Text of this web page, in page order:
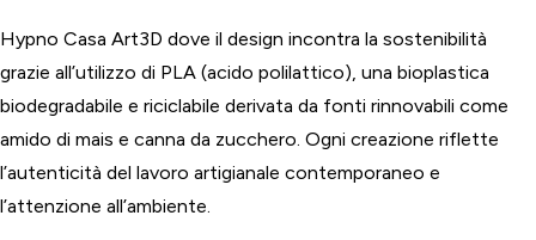
Hypno Casa Art3D dove il design incontra la sostenibilità
grazie all’utilizzo di PLA (acido polilattico), una bioplastica
biodegradabile e riciclabile derivata da fonti rinnovabili come
amido di mais e canna da zucchero. Ogni creazione riflette
l’autenticità del lavoro artigianale contemporaneo e
l’attenzione all’ambiente.